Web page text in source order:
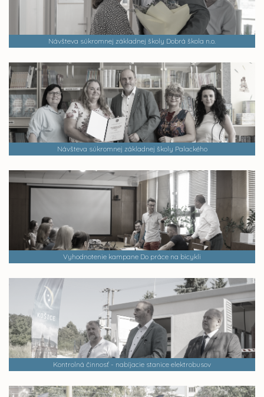
Návšteva súkromnej základnej školy Dobrá škola n.o.
Návšteva súkromnej základnej školy Palackého
Vyhodnotenie kampane Do práce na bicykli
Kontrolná činnosť - nabíjacie stanice elektrobusov